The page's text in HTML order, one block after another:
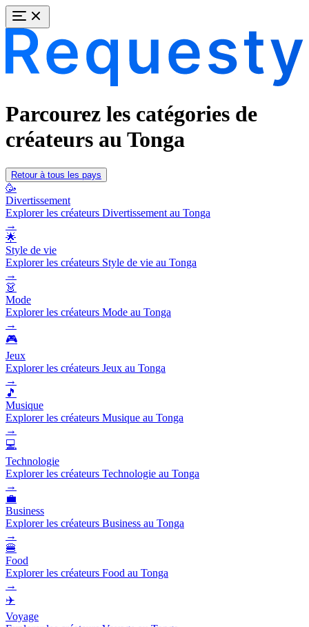
Parcourez les catégories de
créateurs au Tonga
Retour à tous les pays
🥳
Divertissement
Explorer les créateurs Divertissement au Tonga
→
🌟
Style de vie
Explorer les créateurs Style de vie au Tonga
→
👗
Mode
Explorer les créateurs Mode au Tonga
→
🎮
Jeux
Explorer les créateurs Jeux au Tonga
→
🎵
Musique
Explorer les créateurs Musique au Tonga
→
💻
Technologie
Explorer les créateurs Technologie au Tonga
→
💼
Business
Explorer les créateurs Business au Tonga
→
🍔
Food
Explorer les créateurs Food au Tonga
→
✈️
Voyage